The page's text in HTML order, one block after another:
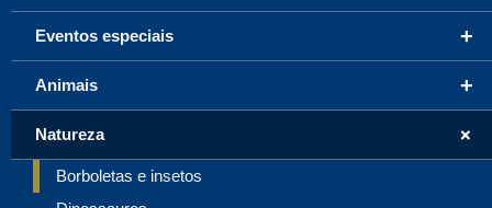
+
Eventos especiais
+
Animais
+
Natureza
Borboletas e insetos